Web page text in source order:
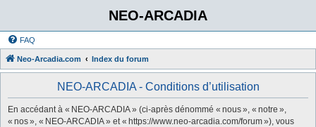
NEO-ARCADIA
FAQ
Neo-Arcadia.com Index du forum
NEO-ARCADIA - Conditions d’utilisation
En accédant à « NEO-ARCADIA » (ci-après dénommé « nous », « notre »,
« nos », « NEO-ARCADIA » et « https://www.neo-arcadia.com/forum »), vous